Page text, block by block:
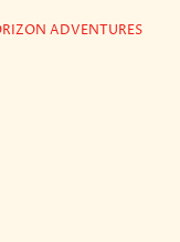
ADVENTURES